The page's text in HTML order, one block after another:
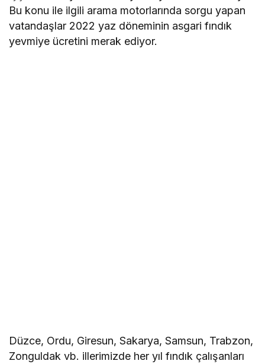
Bu konu ile ilgili arama motorlarında sorgu yapan
vatandaşlar 2022 yaz döneminin asgari fındık
yevmiye ücretini merak ediyor.
Düzce, Ordu, Giresun, Sakarya, Samsun, Trabzon,
Zonguldak vb. illerimizde her yıl fındık çalışanları